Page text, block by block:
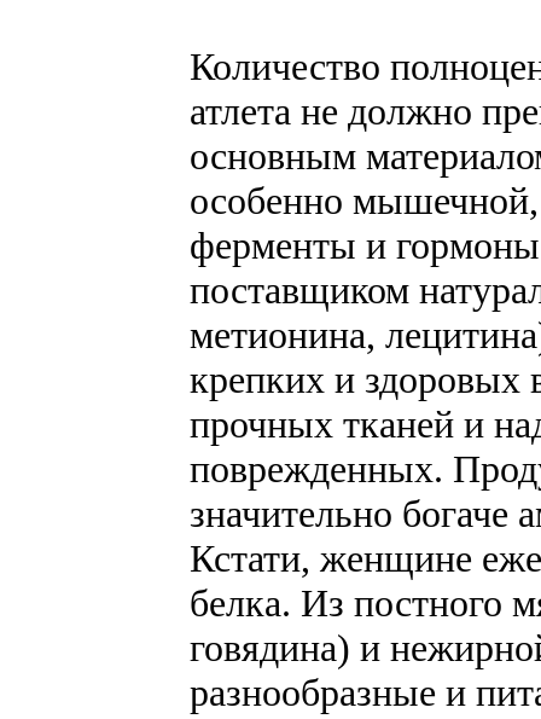
Количество
атлета не должно
основным
особенно
ферменты и
поставщиком
метионина,
крепких и здоровых
прочных тканей и
поврежденных.
значительно богаче
Кстати, женщине
белка. Из постного
говядина) и
разнообразные и